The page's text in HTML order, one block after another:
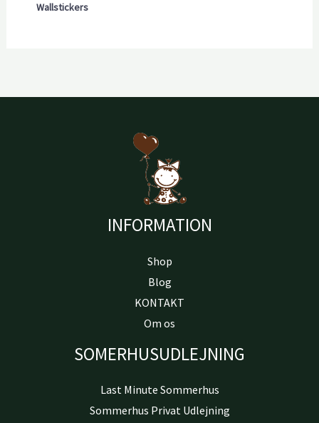
Wallstickers
INFORMATION
Shop
Blog
KONTAKT
Om os
SOMERHUSUDLEJNING
Last Minute Sommerhus
Sommerhus Privat Udlejning